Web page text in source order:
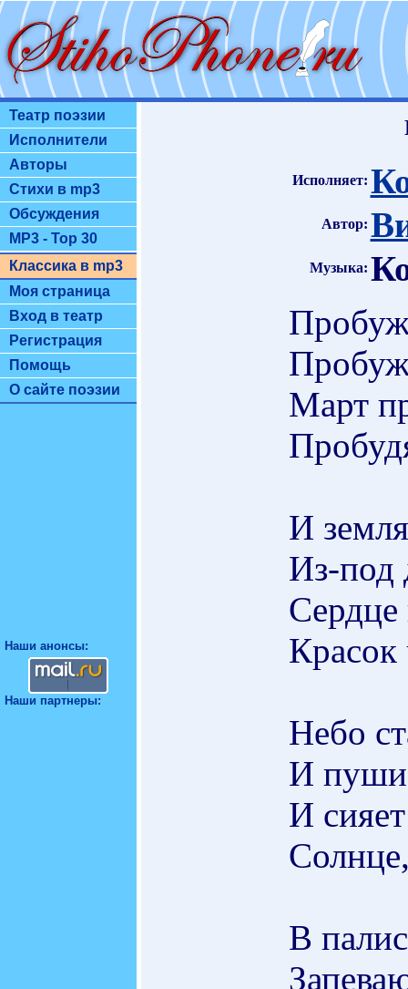
Театр поэзии
Исполнители
Авторы
Стихи в mp3
Обсуждения
MP3 - Top 30
Классика в mp3
Моя страница
Вход в театр
Регистрация
Помощь
О сайте поэзии
Наши анонсы:
Наши партнеры:
Исполняет:
Автор:
Музыка:
Март
И
Из-под
Сердце
Красок
Небо
И
И
В